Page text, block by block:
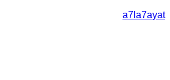
التجاوز
a7la7ayat